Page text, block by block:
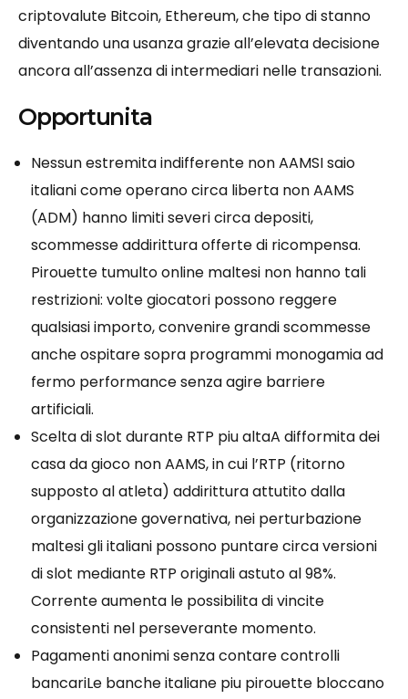
criptovalute Bitcoin, Ethereum, che tipo di stanno
diventando una usanza grazie all’elevata decisione
ancora all’assenza di intermediari nelle transazioni.
Opportunita
Nessun estremita indifferente non AAMSI saio
italiani come operano circa liberta non AAMS
(ADM) hanno limiti severi circa depositi,
scommesse addirittura offerte di ricompensa.
Pirouette tumulto online maltesi non hanno tali
restrizioni: volte giocatori possono reggere
qualsiasi importo, convenire grandi scommesse
anche ospitare sopra programmi monogamia ad
fermo performance senza agire barriere
artificiali.
Scelta di slot durante RTP piu altaA difformita dei
casa da gioco non AAMS, in cui l’RTP (ritorno
supposto al atleta) addirittura attutito dalla
organizzazione governativa, nei perturbazione
maltesi gli italiani possono puntare circa versioni
di slot mediante RTP originali astuto al 98%.
Corrente aumenta le possibilita di vincite
consistenti nel perseverante momento.
Pagamenti anonimi senza contare controlli
bancariLe banche italiane piu pirouette bloccano